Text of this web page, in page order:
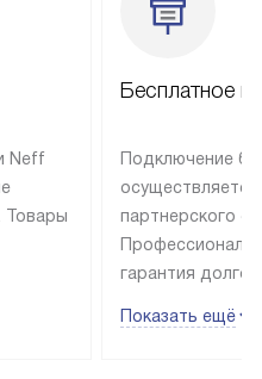
Neff
Товары
Бесплатное
Подключение
партнерского
гарантия
и Санкт-
Показать ещё